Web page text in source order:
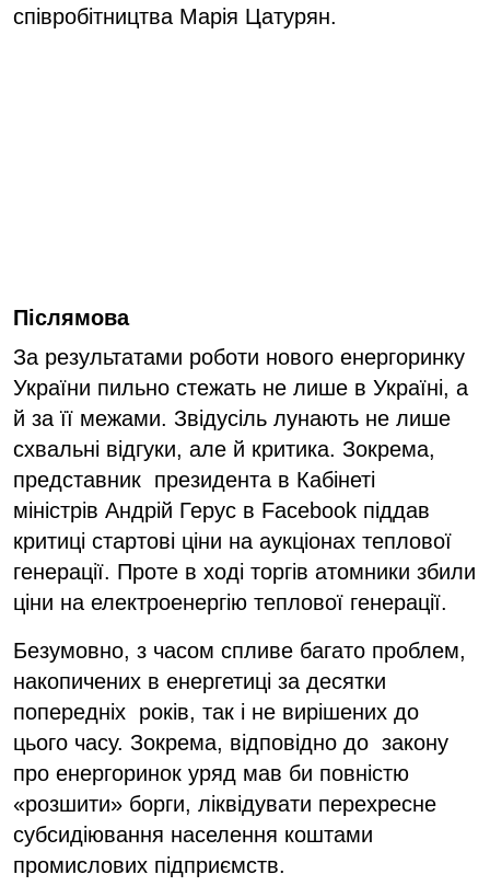
співробітництва Марія Цатурян.
Післямова
За результатами роботи нового енергоринку
України пильно стежать не лише в Україні, а
й за її межами. Звідусіль лунають не лише
схвальні відгуки, але й критика. Зокрема,
представник президента в Кабінеті
міністрів Андрій Герус в Facebook піддав
критиці стартові ціни на аукціонах теплової
генерації. Проте в ході торгів атомники збили
ціни на електроенергію теплової генерації.
Безумовно, з часом спливе багато проблем,
накопичених в енергетиці за десятки
попередніх років, так і не вирішених до
цього часу. Зокрема, відповідно до закону
про енергоринок уряд мав би повністю
«розшити» борги, ліквідувати перехресне
субсидіювання населення коштами
промислових підприємств.